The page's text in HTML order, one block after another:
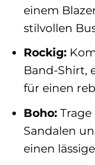
einem
stilvollen
Rockig:
Band-Shirt,
für einen
Boho:Trage
Sandalen
einen